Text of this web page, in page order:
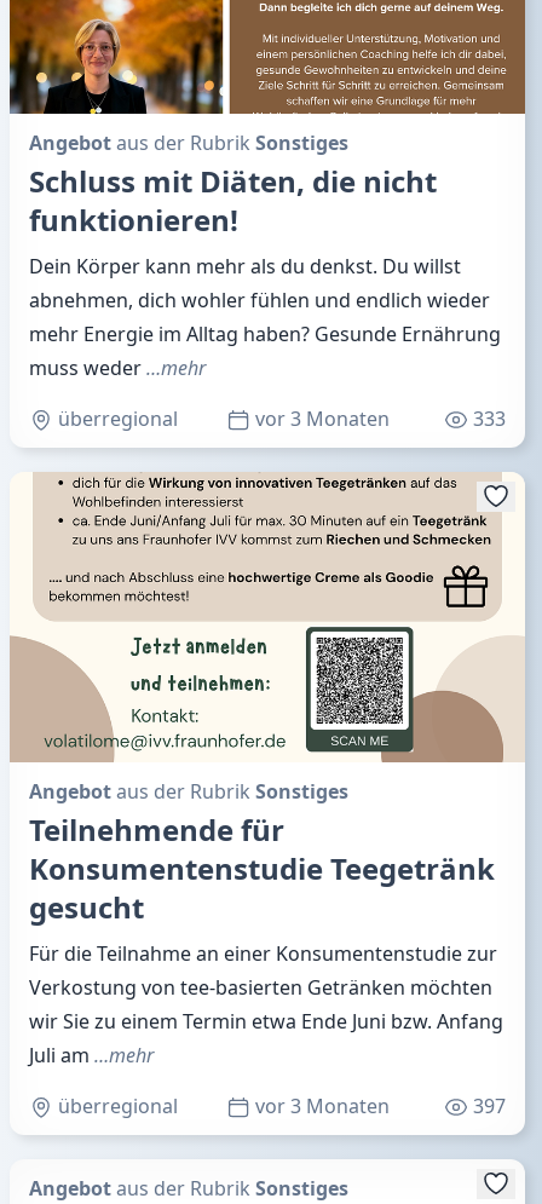
Angebotaus der Rubrik Sonstiges
Schluss mit Diäten, die nicht
funktionieren!
Dein Körper kann mehr als du denkst. Du willst
abnehmen, dich wohler fühlen und endlich wieder
mehr Energie im Alltag haben? Gesunde Ernährung
muss weder…mehr
überregional
vor 3 Monaten 333
Angebotaus der Rubrik Sonstiges
Teilnehmende für
Konsumentenstudie Teegetränk
gesucht
Für die Teilnahme an einer Konsumentenstudie zur
Verkostung von tee-basierten Getränken möchten
wir Sie zu einem Termin etwa Ende Juni bzw. Anfang
Juli am …mehr
überregional
vor 3 Monaten 397
Angebotaus der Rubrik Sonstiges